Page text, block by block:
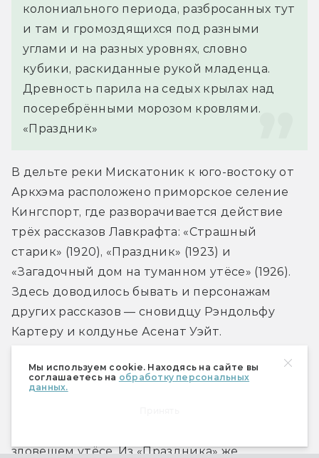
Мы используем cookie. Находясь на сайте вы
соглашаетесь на обработку персональных
данных.
колониального периода, разбросанных тут
и там и громоздящихся под разными
углами и на разных уровнях, словно
кубики, раскиданные рукой младенца.
Древность парила на седых крылах над
посеребрёнными морозом кровлями.
«Праздник»
В дельте реки Мискатоник к юго-востоку от
Аркхэма расположено приморское селение
Кингспорт, где разворачивается действие
трёх рассказов Лавкрафта: «Страшный
старик» (1920), «Праздник» (1923) и
«Загадочный дом на туманном утёсе» (1926).
Здесь доводилось бывать и персонажам
других рассказов — сновидцу Рэндольфу
Картеру и колдунье Асенат Уэйт.
Жители Кингспорта гораздо приветливее
инсмутцев: страшный старик, хранивший в
зловещем утёсе. Из «Праздника» же